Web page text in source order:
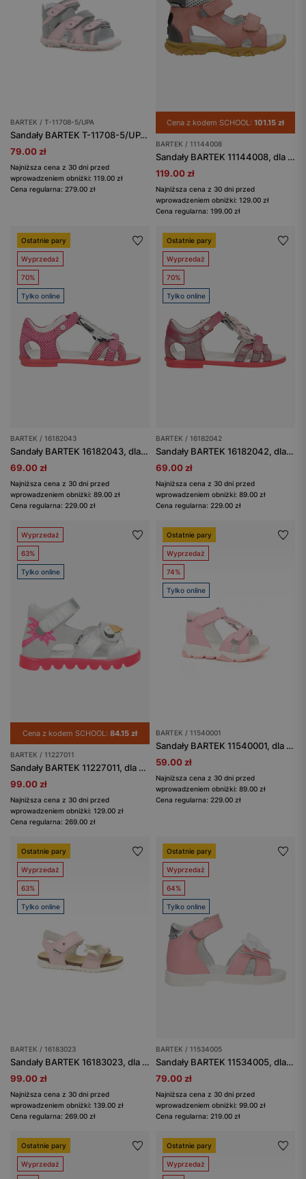
BARTEK / T-11708-5/UPA
Sandały BARTEK T-11708-5/UPA, dla dziewcząt, szaro-różowy
79.00 zł
Najniższa cena z 30 dni przed
wprowadzeniem obniżki: 119.00 zł
Cena regularna: 279.00 zł
Cena z kodem SCHOOL: 101.15 zł
BARTEK / 11144008
Sandały BARTEK 11144008, dla dziewcząt, różowy
119.00 zł
Najniższa cena z 30 dni przed
wprowadzeniem obniżki: 129.00 zł
Cena regularna: 199.00 zł
Ostatnie pary
Wyprzedaż
70%
Tylko online
BARTEK / 16182043
Sandały BARTEK 16182043, dla dziewcząt, różowy
69.00 zł
Najniższa cena z 30 dni przed
wprowadzeniem obniżki: 89.00 zł
Cena regularna: 229.00 zł
Ostatnie pary
Wyprzedaż
70%
Tylko online
BARTEK / 16182042
Sandały BARTEK 16182042, dla dziewcząt, różowy
69.00 zł
Najniższa cena z 30 dni przed
wprowadzeniem obniżki: 89.00 zł
Cena regularna: 229.00 zł
Wyprzedaż
63%
Tylko online
Cena z kodem SCHOOL: 84.15 zł
BARTEK / 11227011
Sandały BARTEK 11227011, dla dziewcząt, szaro-różowy
99.00 zł
Najniższa cena z 30 dni przed
wprowadzeniem obniżki: 129.00 zł
Cena regularna: 269.00 zł
Ostatnie pary
Wyprzedaż
74%
Tylko online
BARTEK / 11540001
Sandały BARTEK 11540001, dla dziewcząt, jasno różowy
59.00 zł
Najniższa cena z 30 dni przed
wprowadzeniem obniżki: 89.00 zł
Cena regularna: 229.00 zł
Ostatnie pary
Wyprzedaż
63%
Tylko online
BARTEK / 16183023
Sandały BARTEK 16183023, dla dziewcząt, różowy
99.00 zł
Najniższa cena z 30 dni przed
wprowadzeniem obniżki: 139.00 zł
Cena regularna: 269.00 zł
Ostatnie pary
Wyprzedaż
64%
Tylko online
BARTEK / 11534005
Sandały BARTEK 11534005, dla dziewcząt, różowy
79.00 zł
Najniższa cena z 30 dni przed
wprowadzeniem obniżki: 99.00 zł
Cena regularna: 219.00 zł
Ostatnie pary
Wyprzedaż
Ostatnie pary
Wyprzedaż